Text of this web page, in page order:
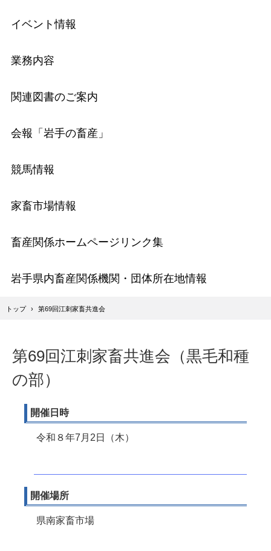
イベント情報
業務内容
関連図書のご案内
会報「岩手の畜産」
競馬情報
家畜市場情報
畜産関係ホームページリンク集
岩手県内畜産関係機関・団体所在地情報
トップ › 第69回江刺家畜共進会
第69回江刺家畜共進会（黒毛和種
の部）
開催日時
令和８年7月2日（木）
開催場所
県南家畜市場